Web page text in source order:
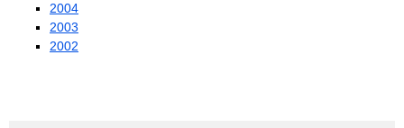
2004
2003
2002